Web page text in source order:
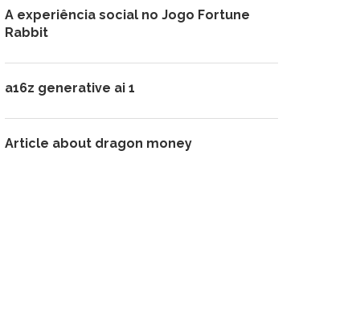
A experiência social no Jogo Fortune
Rabbit
a16z generative ai 1
Article about dragon money